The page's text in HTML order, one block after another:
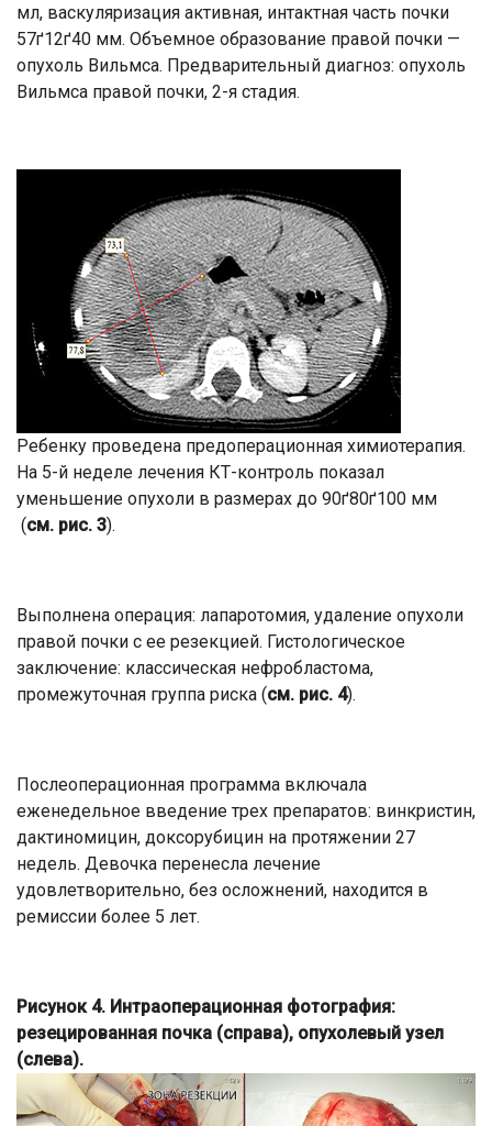
мл, васкуляризация активная, интактная часть почки
57ґ12ґ40 мм. Объемное образование правой почки —
опухоль Вильмса. Предварительный диагноз: опухоль
Вильмса правой почки, 2-я стадия.
Ребенку проведена предоперационная химиотерапия.
На 5-й неделе лечения КТ-контроль показал
уменьшение опухоли в размерах до 90ґ80ґ100 мм
(см. рис. 3).
Выполнена операция: лапаротомия, удаление опухоли
правой почки с ее резекцией. Гистологическое
заключение: классическая нефробластома,
промежуточная группа риска (см. рис. 4).
Послеоперационная программа включала
еженедельное введение трех препаратов: винкристин,
дактиномицин, доксорубицин на протяжении 27
недель. Девочка перенесла лечение
удовлетворительно, без осложнений, находится в
ремиссии более 5 лет.
Рисунок 4. Интраоперационная фотография:
резецированная почка (справа), опухолевый узел
(слева).